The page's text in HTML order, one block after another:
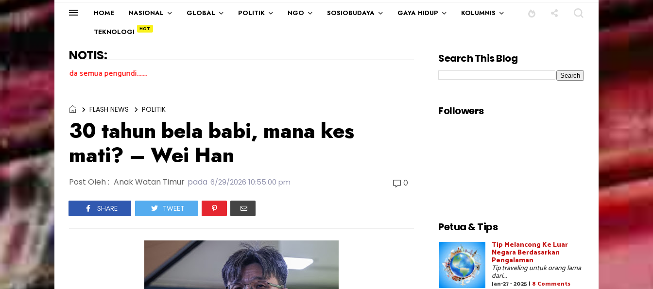
HOME NASIONAL GLOBAL POLITIK NGO SOSIOBUDAYA GAYA HIDUP KOLUMNIS
TEKNOLOGI
NOTIS:
kepada semua pengundi.......
FLASH NEWS POLITIK
30 tahun bela babi, mana kes
mati? – Wei Han
Post Oleh : Anak Watan Timur pada 6/29/2026 10:55:00 pm 0
SHARE TWEET
Search This Blog
Followers
Petua & Tips
Tip Melancong Ke Luar
Negara Berdasarkan
Pengalaman
Tip traveling untuk orang lama
dari...
Jan-27 - 2025 | 8 Comments